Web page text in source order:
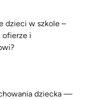
dzieci w szkole –
ofierze i
dziecka —